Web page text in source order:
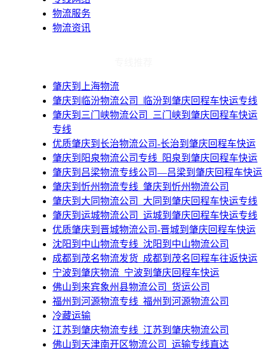
物流服务
物流资讯
肇庆到上海物流
​肇庆到临汾物流公司_临汾到肇庆回程车快运专线
​肇庆到三门峡物流公司_三门峡到肇庆回程车快运
专线
​优质肇庆到长治物流公司-长治到肇庆回程车快运
​肇庆到阳泉物流公司专线_阳泉到肇庆回程车快运
​肇庆到吕梁物流专线公司—吕梁到肇庆回程车快运
​肇庆到忻州物流专线_肇庆到忻州物流公司
​肇庆到大同物流公司_大同到肇庆回程车快运专线
​肇庆到运城物流公司_运城到肇庆回程车快运专线
​优质肇庆到晋城物流公司-晋城到肇庆回程车快运
​沈阳到中山物流专线_沈阳到中山物流公司
成都到茂名物流发货_成都到茂名回程车往返快运
​宁波到肇庆物流_宁波到肇庆回程车快运
佛山到来宾象州县物流公司_货运公司
​福州到河源物流专线_福州到河源物流公司
冷藏运输
​江苏到肇庆物流专线_江苏到肇庆物流公司
佛山到天津南开区物流公司_运输专线直达